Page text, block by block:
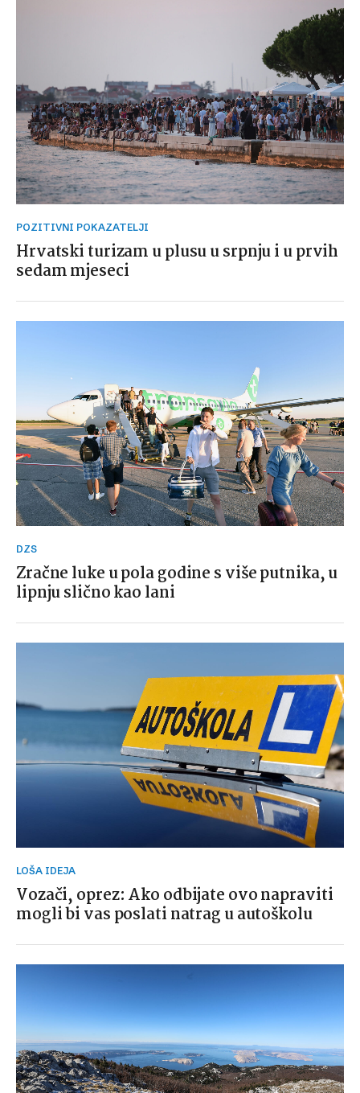
POZITIVNI POKAZATELJI
Hrvatski turizam u plusu u srpnju i u prvih
sedam mjeseci
DZS
Zračne luke u pola godine s više putnika, u
lipnju slično kao lani
LOŠA IDEJA
Vozači, oprez: Ako odbijate ovo napraviti
mogli bi vas poslati natrag u autoškolu